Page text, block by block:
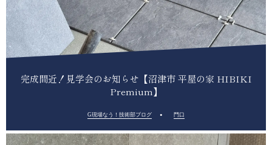
完成間近！見学会のお知らせ【沼津市 平屋の家 HIBIKI
Premium】
G現場なう！技術部ブログ 門口